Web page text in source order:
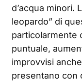
d’acqua minori.
leopardo” di
particolarmente
puntuale,
improvvisi
presentano con